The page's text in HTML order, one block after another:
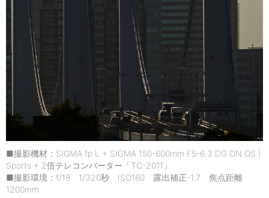
■撮影機材：SIGMA fp L + SIGMA 150-600mm F5-6.3 DG DN OS |
Sports + 2倍テレコンバーター「TC-2011」
■撮影環境：f/18 1/320秒 ISO160 露出補正-1.7 焦点距離
1200mm